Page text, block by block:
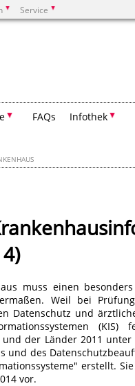
Service
FAQs Infothek
muss einen
Weil bei
Datenschutz und
der Länder 2011
und des
erstellt.
vor.